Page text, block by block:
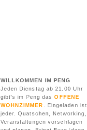
WILLKOMMEN IM PENG
Jeden Dienstag ab 21.00 Uhr
gibt's im Peng dasOFFENE
WOHNZIMMER
. Eingeladen ist
jeder. Quatschen, Networking,
Veranstaltungen vorschlagen